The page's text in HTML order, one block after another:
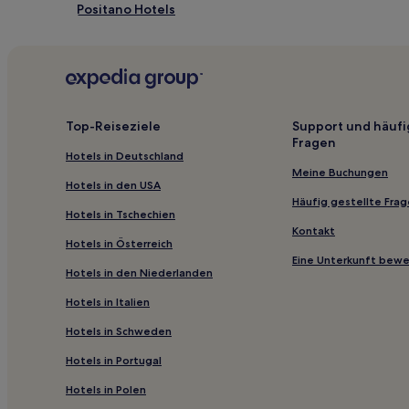
Positano Hotels
Sant'anna Hotels
Hotels nahe Station Ponticelli
Hotels nahe Ausgrabungsstätte Stabia
Hotels nahe Station Castellammare di Stabia
4-Sterne-Hotels in Castellammare di Stabia
3-Sterne-Hotels in Altstadt von Sorrent
B&B in Santa Maria la Carità
B&B in Corso Italia
Gasthäuser in Küste von Sorrent
Ferienwohnungen in Küste von Sorrent
Ferienwohnungen in Piano di Sorrento
Top-Reiseziele
Hotels in Deutschland
Hotels in den USA
Hotels in Tschechien
Hotels in Österreich
Hotels in den Niederlanden
Hotels in Italien
Hotels in Schweden
Hotels in Portugal
Hotels in Polen
Support und
Fragen
Meine Buchungen
Häufig gestellte
Kontakt
Eine Unterkunft